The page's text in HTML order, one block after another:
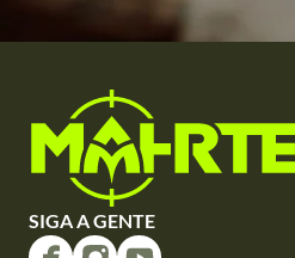
SIGA A GENTE